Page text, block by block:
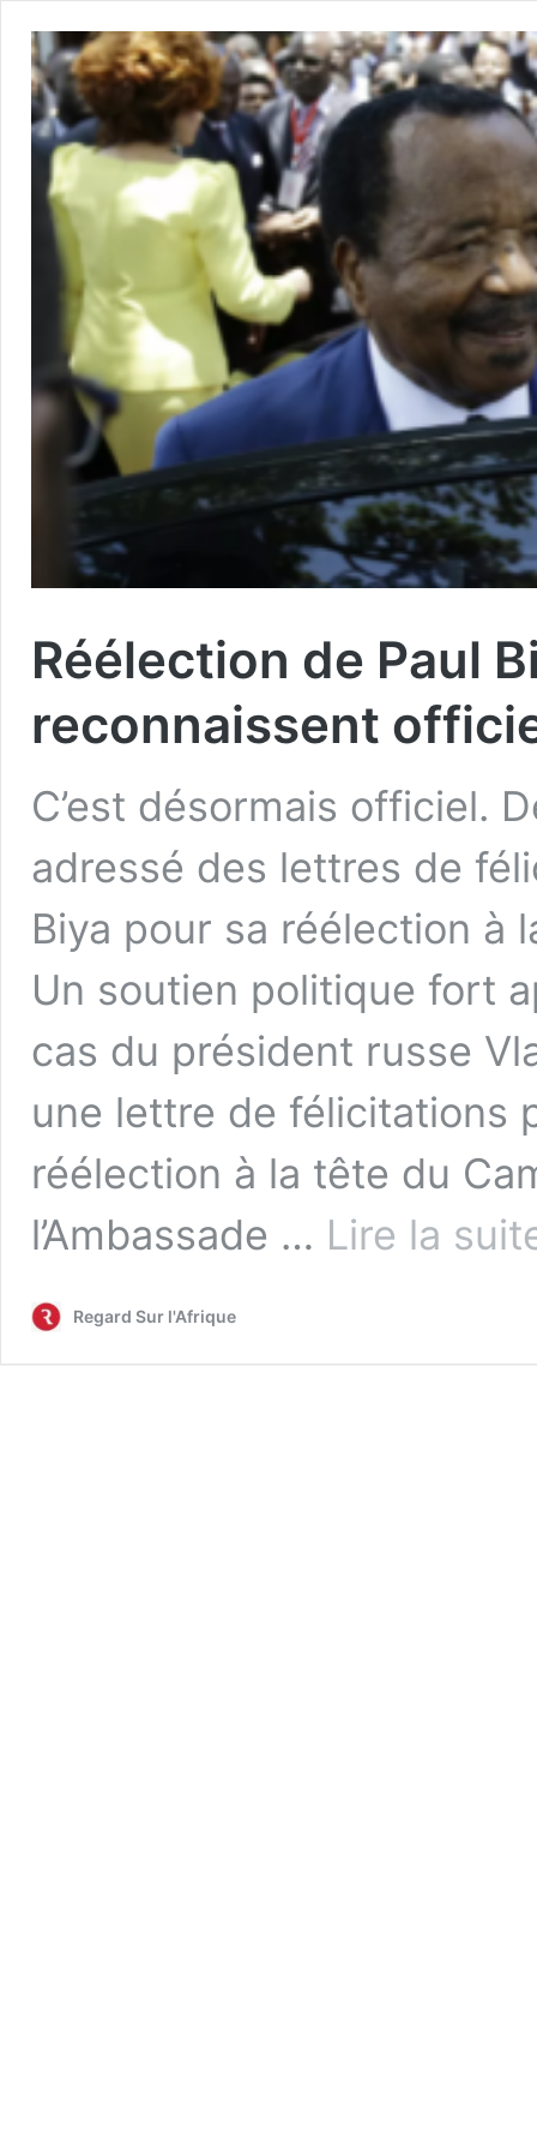
Réélection de Paul
reconnaissent
C’est désormais officiel.
adressé des lettres de
Biya pour sa réélection à
Un soutien politique fort
cas du président russe
une lettre de félicitations
réélection à la tête du
l’Ambassade … Lire la
Regard Sur l'Afrique